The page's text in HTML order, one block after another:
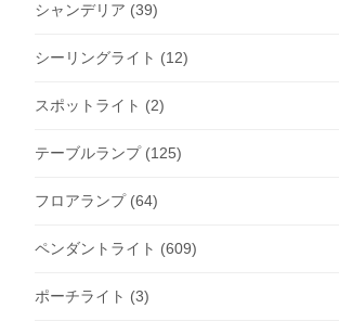
シャンデリア (39)
シーリングライト (12)
スポットライト (2)
テーブルランプ(125)
フロアランプ(64)
ペンダントライト (609)
ポーチライト (3)